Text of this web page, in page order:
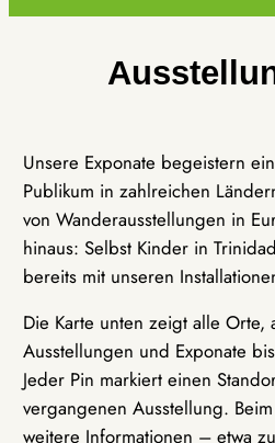
Unsere Exponate begeistern
Publikum in zahlreichen
von Wanderausstellungen in
hinaus: Selbst Kinder in
bereits mit unseren
Die Karte unten zeigt alle Orte,
Ausstellungen und Exponate
Jeder Pin markiert einen
vergangenen Ausstellung.
weitere Informationen – etwa